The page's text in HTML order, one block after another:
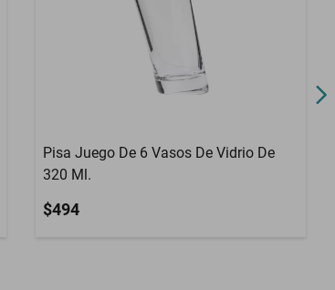
Pisa Juego De 6 Vasos De Vidrio De
320 Ml.
$494